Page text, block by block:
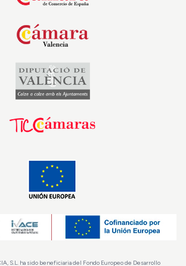
S.L. ha sido beneficiaria del Fondo Europeo de Desarrollo